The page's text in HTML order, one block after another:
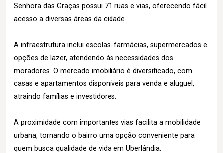
Senhora das Graças possui 71 ruas e vias, oferecendo fácil
acesso a diversas áreas da cidade.
A infraestrutura inclui escolas, farmácias, supermercados e
opções de lazer, atendendo às necessidades dos
moradores. O mercado imobiliário é diversificado, com
casas e apartamentos disponíveis para venda e aluguel,
atraindo famílias e investidores.
A proximidade com importantes vias facilita a mobilidade
urbana, tornando o bairro uma opção conveniente para
quem busca qualidade de vida em Uberlândia.